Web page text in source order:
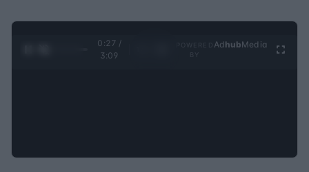
0:28 /
3:09
Ad hubMedia